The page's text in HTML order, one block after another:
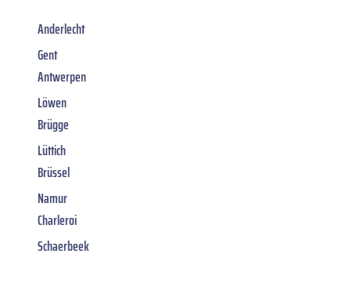
Anderlecht
Gent
Antwerpen
Löwen
Brügge
Lüttich
Brüssel
Namur
Charleroi
Schaerbeek